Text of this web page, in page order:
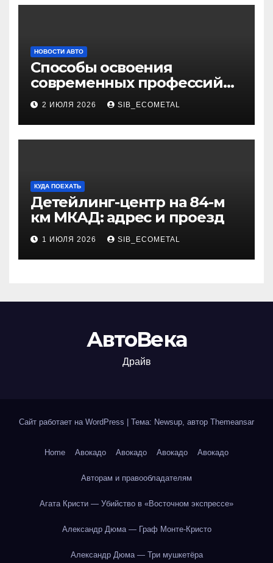
НОВОСТИ АВТО
Способы освоения
современных профессий
через онлайн-курсы
2 ИЮЛЯ 2026 SIB_ECOMETAL
КУДА ПОЕХАТЬ
Детейлинг-центр на 84-м
км МКАД: адрес и проезд
1 ИЮЛЯ 2026 SIB_ECOMETAL
АвтоВека
Драйв
Сайт работает на WordPress Тема: Newsup, автор Themeansar
Home Авокадо Авокадо Авокадо Авокадо
Авторам и правообладателям
Агата Кристи — Убийство в «Восточном экспрессе»
Александр Дюма — Граф Монте-Кристо
Александр Дюма — Три мушкетёра